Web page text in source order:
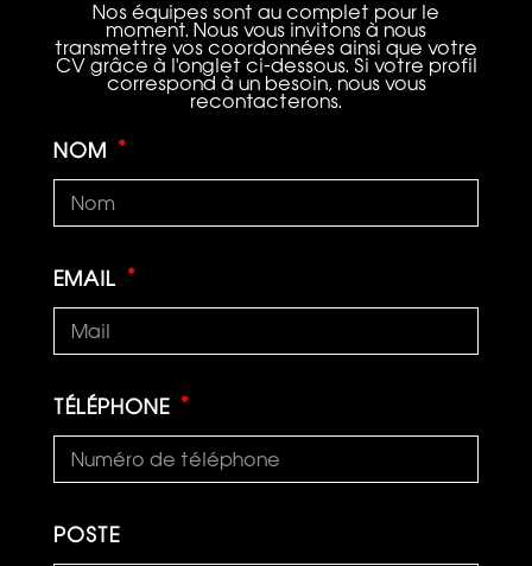
Nos équipes sont au complet pour le
moment. Nous vous invitons à nous
transmettre vos coordonnées ainsi que votre
CV grâce à l'onglet ci-dessous. Si votre profil
correspond à un besoin, nous vous
recontacterons.
NOM
EMAIL
TÉLÉPHONE
POSTE